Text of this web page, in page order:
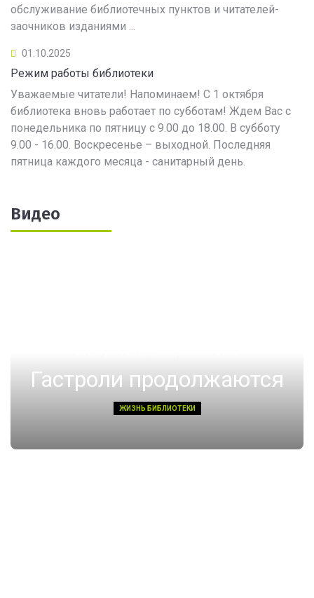
обслуживание библиотечных пунктов и читателей-
заочников изданиями ...
01.10.2025
Режим работы библиотеки
Уважаемые читатели! Напоминаем! С 1 октября
библиотека вновь работает по субботам! Ждем Вас с
понедельника по пятницу с 9.00 до 18.00. В субботу
9.00 - 16.00. Воскресенье – выходной. Последняя
пятница каждого месяца - санитарный день.
Видео
Гастроли продолжаются
ЖИЗНЬ БИБЛИОТЕКИ